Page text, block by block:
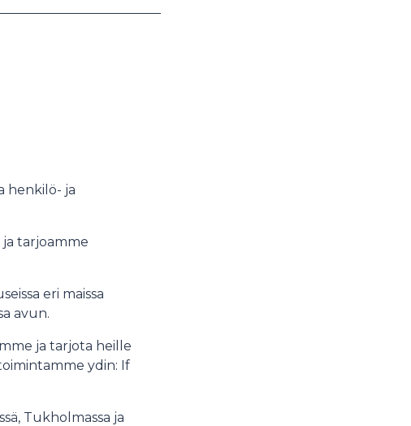
henkilö- ja
tarjoamme
eri maissa
avun.
ja tarjota heille
ydin: If
Tukholmassa ja